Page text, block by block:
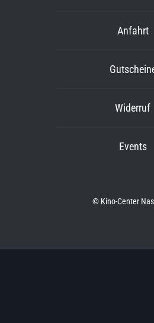
Anfahrt
Widerruf
Events
© Kino-Center